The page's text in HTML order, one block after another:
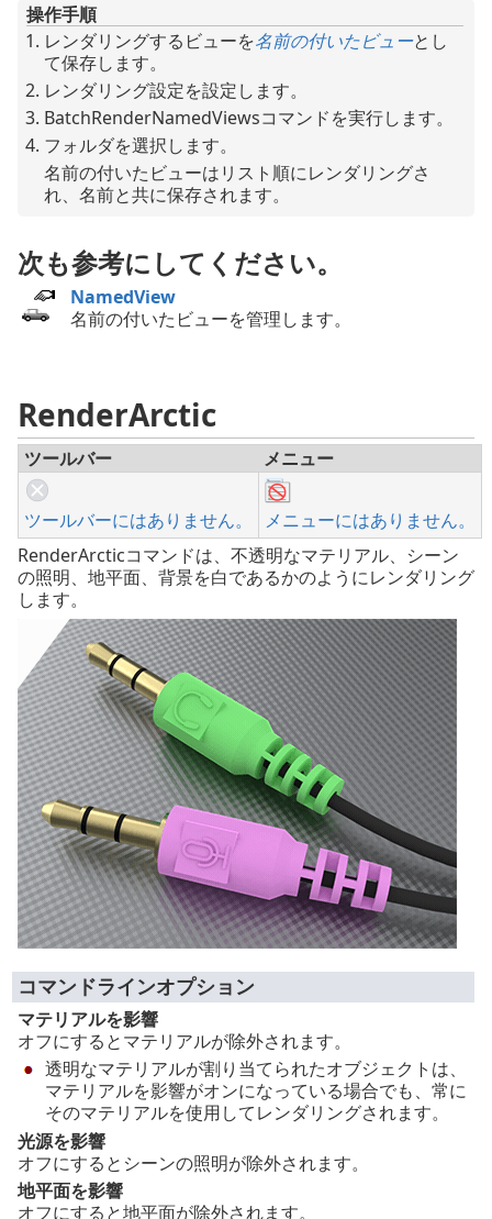
操作手順
レンダリングするビューを名前の付いたビューとし
て保存します。
レンダリング設定を設定します。
BatchRenderNamedViewsコマンドを実行します。
フォルダを選択します。
名前の付いたビューはリスト順にレンダリングさ
れ、名前と共に保存されます。
次も参考にしてください。
NamedView
名前の付いたビューを管理します。
RenderArctic
ツールバー メニュー
ツールバーにはありません。
メニューにはありません。
RenderArcticコマンドは、不透明なマテリアル、シーン
の照明、地平面、背景を白であるかのようにレンダリング
します。
コマンドラインオプション
マテリアルを影響
オフにするとマテリアルが除外されます。
透明なマテリアルが割り当てられたオブジェクトは、
マテリアルを影響がオンになっている場合でも、常に
そのマテリアルを使用してレンダリングされます。
光源を影響
オフにするとシーンの照明が除外されます。
地平面を影響
オフにすると地平面が除外されます。